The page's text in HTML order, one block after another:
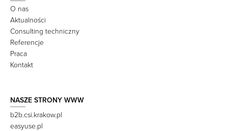
O nas
Aktualności
Consulting techniczny
Referencje
Praca
Kontakt
NASZE STRONY WWW
b2b.csi.krakow.pl
easyuse.pl